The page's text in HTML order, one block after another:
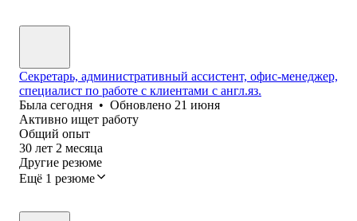
Секретарь, административный ассистент, офис-менеджер,
специалист по работе с клиентами с англ.яз.
Была сегодня • Обновлено 21 июня
Активно ищет работу
Общий опыт
30 лет 2 месяца
Другие резюме
Ещё 1 резюме